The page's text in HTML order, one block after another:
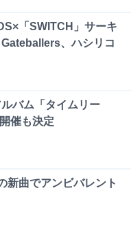
「SWITCH」サーキ
、ハシリコ
バム「タイムリー
催も決定
新曲でアンビバレント